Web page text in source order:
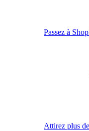
Passez à
Attirez plus